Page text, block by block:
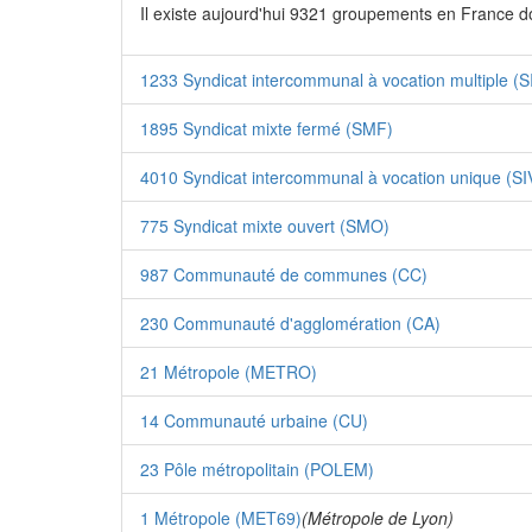
Il existe aujourd'hui 9321 groupements en France
1233 Syndicat intercommunal à vocation multiple
1895 Syndicat mixte fermé (SMF)
4010 Syndicat intercommunal à vocation unique
775 Syndicat mixte ouvert (SMO)
987 Communauté de communes (CC)
230 Communauté d'agglomération (CA)
21 Métropole (METRO)
14 Communauté urbaine (CU)
23 Pôle métropolitain (POLEM)
1 Métropole (MET69)(Métropole de Lyon)